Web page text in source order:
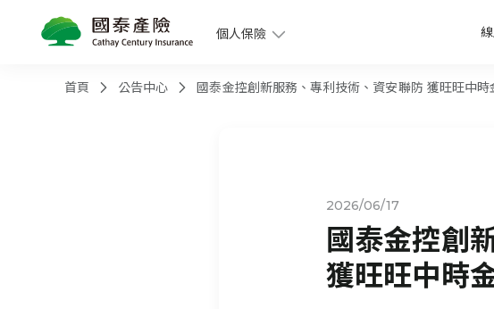
個人保險
首頁 公告中心 國泰金控創新服務、專利技術、資安聯防 獲旺旺中
2026/06/17
國泰金控創
獲旺旺中時